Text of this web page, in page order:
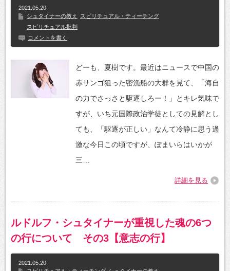
2021.05.20
シュタイナーの教え
スピリチュアル・ティーチング
スピリチュアル批判
コメントを書く
どーも、夏樹です。最近はニュースで中国の
赤サンゴ狙った密漁船の大群を見て、「海自
の力でさっさと駆逐しろー！」とキレ気味で
すが、いち元国際政治学徒としての見解とし
ても、「駆逐が正しい」なんて冷静に思う過
激な今日この頃ですが、ぽまいらはいかが
三…
詳細を見る
ルドルフ・シュタイナーが重視した魂の6つ
の行について その3【意志の行】
2021.05.20